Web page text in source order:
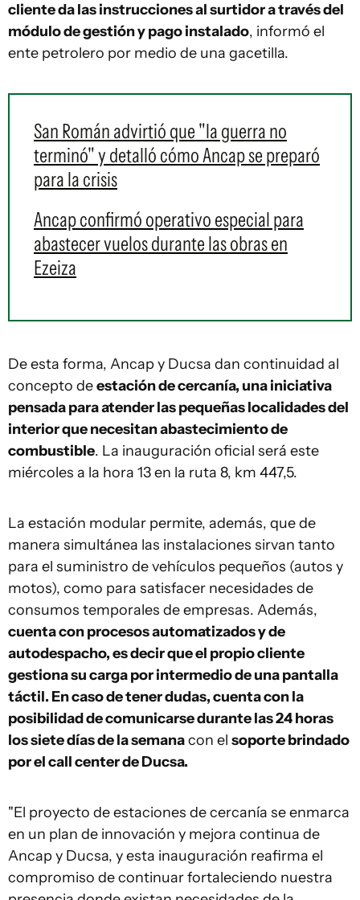
cliente da las instrucciones al surtidor a través del
módulo de gestión y pago instalado, informó el
ente petrolero por medio de una gacetilla.
San Román advirtió que "la guerra no
terminó" y detalló cómo Ancap se preparó
para la crisis
Ancap confirmó operativo especial para
abastecer vuelos durante las obras en
Ezeiza
De esta forma, Ancap y Ducsa dan continuidad al
concepto deestación de cercanía, una iniciativa
pensada para atender las pequeñas localidades del
interior que necesitan abastecimiento de
combustible. La inauguración oficial será este
miércoles a la hora 13 en la ruta 8, km 447,5.
La estación modular permite, además, que de
manera simultánea las instalaciones sirvan tanto
para el suministro de vehículos pequeños (autos y
motos), como para satisfacer necesidades de
consumos temporales de empresas. Además,
cuenta con procesos automatizados y de
autodespacho, es decir que el propio cliente
gestiona su carga por intermedio de una pantalla
táctil. En caso de tener dudas, cuenta con la
posibilidad de comunicarse durante las 24 horas
los siete días de la semanacon el soporte brindado
por el call center de Ducsa.
"El proyecto de estaciones de cercanía se enmarca
en un plan de innovación y mejora continua de
Ancap y Ducsa, y esta inauguración reafirma el
compromiso de continuar fortaleciendo nuestra